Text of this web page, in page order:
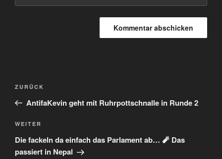
Beitragsnavigation
Vorheriger
Beitrag
ZURÜCK
AntifaKevin geht mit Ruhrpottschnalle in Runde 2
Nächster
Beitrag
WEITER
Die fackeln da einfach das Parlament ab… 🧨 Das
passiert in Nepal